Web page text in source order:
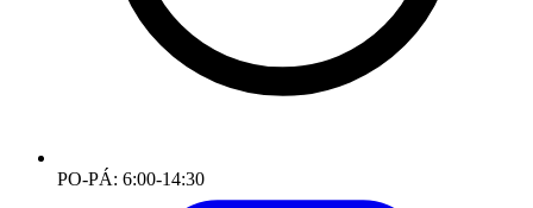
PO-PÁ: 6:00-14:30